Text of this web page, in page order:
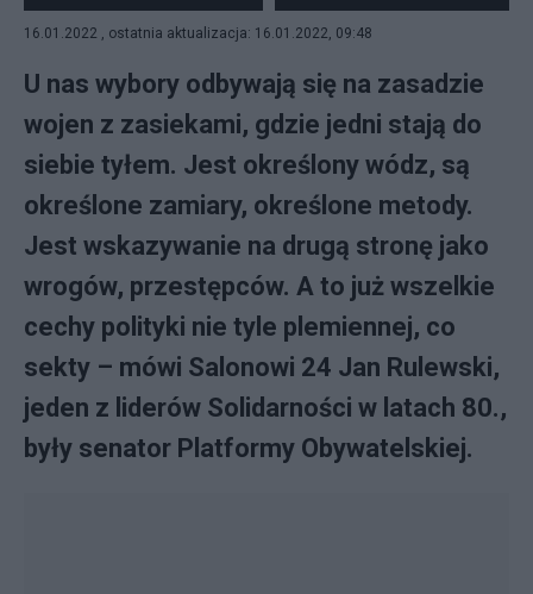
16.01.2022 , ostatnia aktualizacja: 16.01.2022, 09:48
U nas wybory odbywają się na zasadzie
wojen z zasiekami, gdzie jedni stają do
siebie tyłem. Jest określony wódz, są
określone zamiary, określone metody.
Jest wskazywanie na drugą stronę jako
wrogów, przestępców. A to już wszelkie
cechy polityki nie tyle plemiennej, co
sekty – mówi Salonowi 24 Jan Rulewski,
jeden z liderów Solidarności w latach 80.,
były senator Platformy Obywatelskiej.